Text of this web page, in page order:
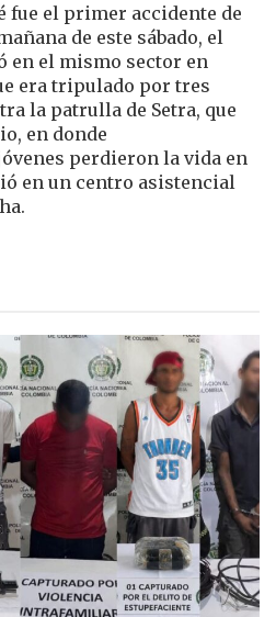
fue el primer accidente de
de este sábado, el
en el mismo sector en
era tripulado por tres
la patrulla de Setra, que
en donde
perdieron la vida en
en un centro asistencial